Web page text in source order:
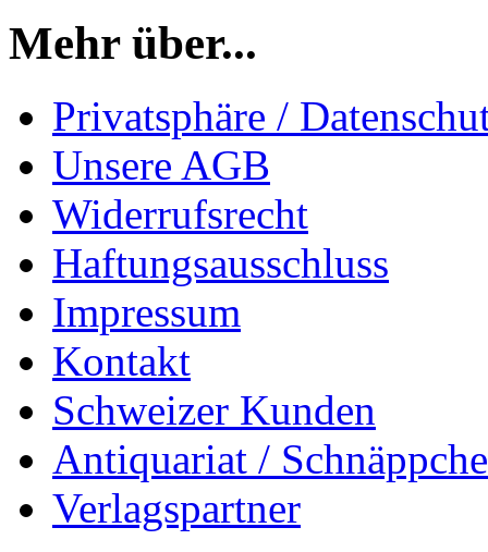
Mehr über...
Privatsphäre /
Unsere AGB
Widerrufsrecht
Haftungsausschluss
Impressum
Kontakt
Schweizer Kunden
Antiquariat /
Verlagspartner